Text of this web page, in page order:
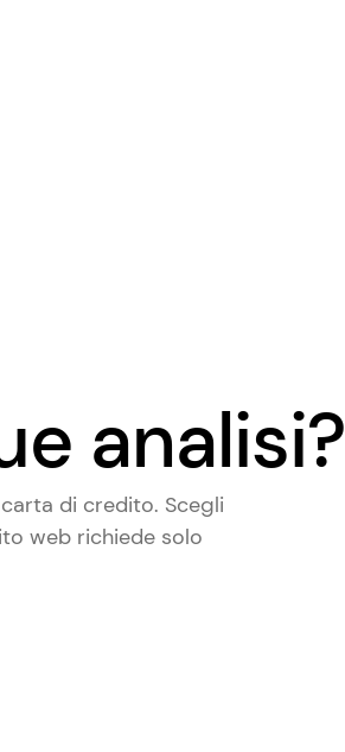
analisi?
di credito. Scegli
web richiede solo